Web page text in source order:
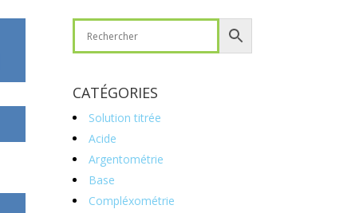
CATÉGORIES
Solution titrée
Acide
Argentométrie
Base
Compléxométrie